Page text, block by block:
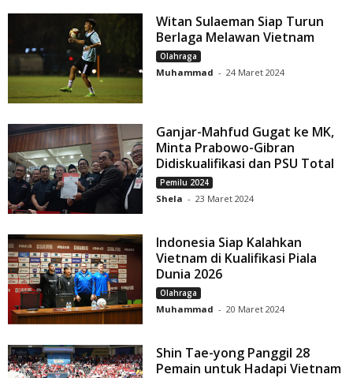
Witan Sulaeman Siap Turun
Berlaga Melawan Vietnam
Olahraga
Muhammad - 24 Maret 2024
Ganjar-Mahfud Gugat ke MK,
Minta Prabowo-Gibran
Didiskualifikasi dan PSU Total
Pemilu 2024
Shela - 23 Maret 2024
Indonesia Siap Kalahkan
Vietnam di Kualifikasi Piala
Dunia 2026
Olahraga
Muhammad - 20 Maret 2024
Shin Tae-yong Panggil 28
Pemain untuk Hadapi Vietnam